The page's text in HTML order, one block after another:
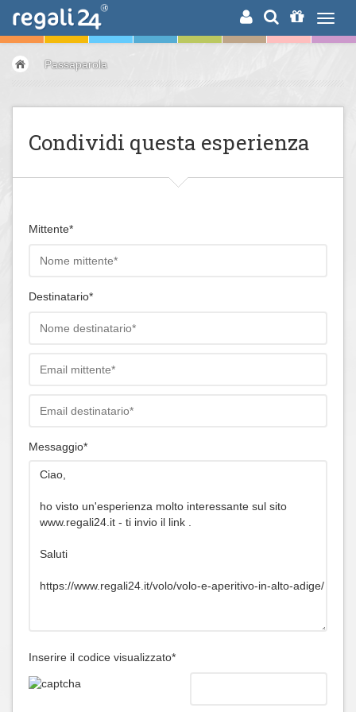
RICERCA
Passaparola
Condividi questa esperienza
Mittente*
Destinatario*
Messaggio*
Inserire il codice visualizzato*